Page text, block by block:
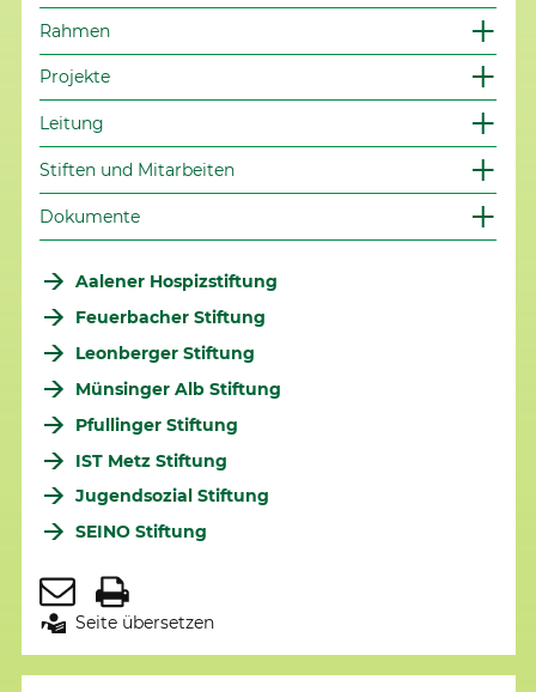
Rahmen
Projekte
Leitung
Stiften und Mitarbeiten
Dokumente
Aalener Hospizstiftung
Feuerbacher Stiftung
Leonberger Stiftung
Münsinger Alb Stiftung
Pfullinger Stiftung
IST Metz Stiftung
Jugendsozial Stiftung
SEINO Stiftung
Seite übersetzen